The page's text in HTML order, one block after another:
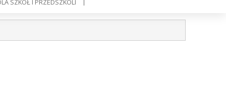
SZKÓŁ I PRZEDSZKOLI